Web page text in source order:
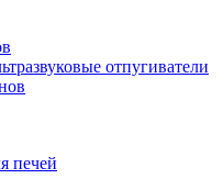
отпугиватели
печей